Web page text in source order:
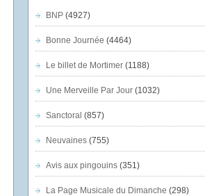
BNP(4927)
Bonne Journée (4464)
Le billet de Mortimer(1188)
Une Merveille Par Jour(1032)
Sanctoral (857)
Neuvaines(755)
Avis aux pingouins(351)
La Page Musicale du Dimanche (298)